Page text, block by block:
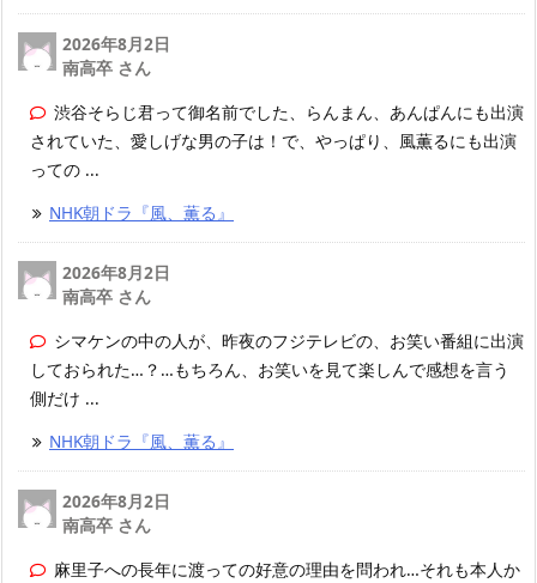
2026年8月2日
南高卒 さん
渋谷そらじ君って御名前でした、らんまん、あんぱんにも出演
されていた、愛しげな男の子は！で、やっぱり、風薫るにも出演
っての ...
NHK朝ドラ『風、薫る』
2026年8月2日
南高卒 さん
シマケンの中の人が、昨夜のフジテレビの、お笑い番組に出演
しておられた…？…もちろん、お笑いを見て楽しんで感想を言う
側だけ ...
NHK朝ドラ『風、薫る』
2026年8月2日
南高卒 さん
麻里子への長年に渡っての好意の理由を問われ…それも本人か